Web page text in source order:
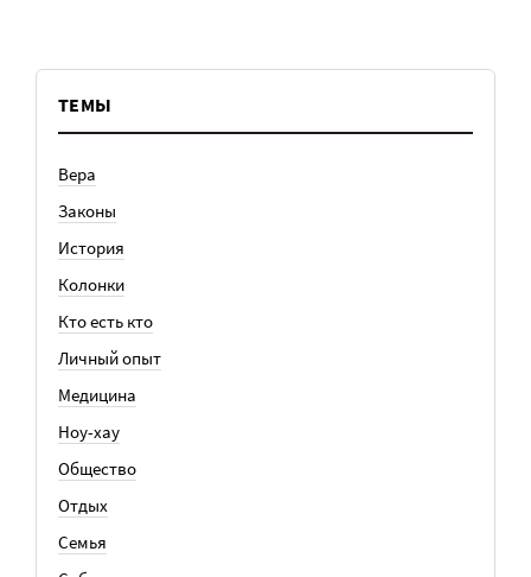
ТЕМЫ
Вера
Законы
История
Колонки
Кто есть кто
Личный опыт
Медицина
Ноу-хау
Общество
Отдых
Семья